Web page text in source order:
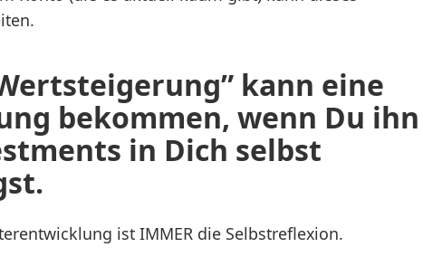
kann eine
bekommen, wenn Du ihn
in Dich selbst
ist IMMER die Selbstreflexion.